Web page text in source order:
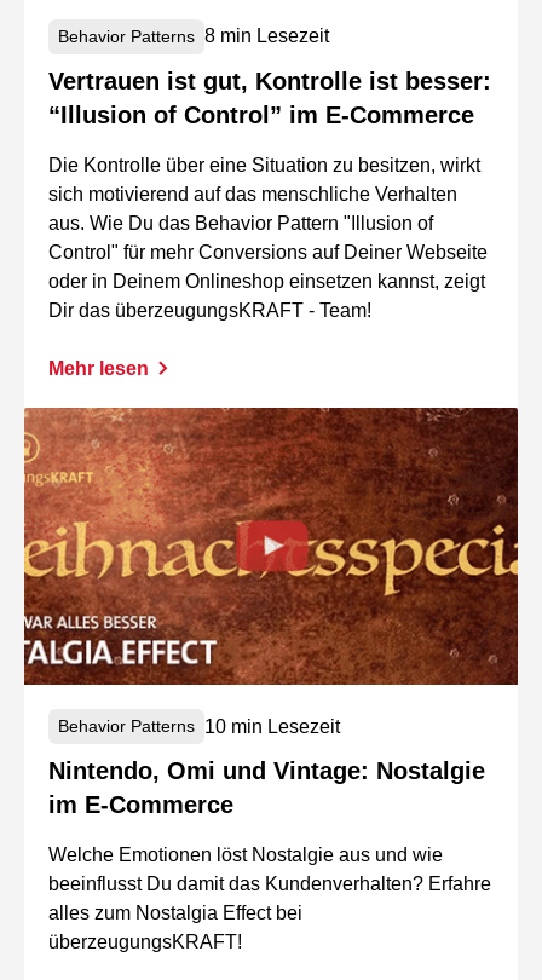
Behavior Patterns 8 min Lesezeit
Vertrauen ist gut, Kontrolle ist besser:
“Illusion of Control” im E-Commerce
Die Kontrolle über eine Situation zu besitzen, wirkt
sich motivierend auf das menschliche Verhalten
aus. Wie Du das Behavior Pattern "Illusion of
Control" für mehr Conversions auf Deiner Webseite
oder in Deinem Onlineshop einsetzen kannst, zeigt
Dir das überzeugungsKRAFT - Team!
Mehr lesen
Behavior Patterns 10 min Lesezeit
Nintendo, Omi und Vintage: Nostalgie
im E-Commerce
Welche Emotionen löst Nostalgie aus und wie
beeinflusst Du damit das Kundenverhalten? Erfahre
alles zum Nostalgia Effect bei
überzeugungsKRAFT!